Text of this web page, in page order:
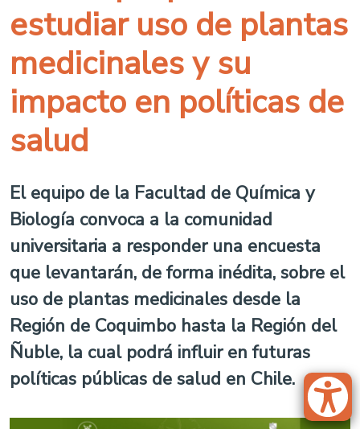
estudiar uso de plantas
medicinales y su
impacto en políticas de
salud
El equipo de la Facultad de Química y
Biología convoca a la comunidad
universitaria a responder una encuesta
que levantarán, de forma inédita, sobre el
uso de plantas medicinales desde la
Región de Coquimbo hasta la Región del
Ñuble, la cual podrá influir en futuras
políticas públicas de salud en Chile.